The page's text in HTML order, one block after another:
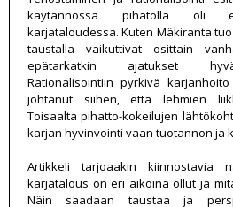
käytännössä pihatolla oli
karjataloudessa. Kuten Mäkiranta
taustalla vaikuttivat osittain
epätarkatkin ajatukset
Rationalisointiin pyrkivä
johtanut siihen, että lehmien
Toisaalta pihatto-kokeilujen
karjan hyvinvointi vaan tuotannon ja
Artikkeli tarjoaakin kiinnostavia
karjatalous on eri aikoina ollut ja
Näin saadaan taustaa ja